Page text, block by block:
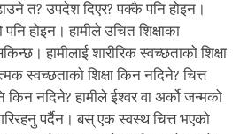
त? उपदेश दिएर? पक्कै पनि होइन।
पनि होइन। हामीले उचित शिक्षाका
हामीलाई शारीरिक स्वच्छताको शिक्षा
स्वच्छताको शिक्षा किन नदिने? चित्त
किन नदिने? हामीले ईश्वर वा अर्को जन्मको
पर्दैन। बस् एक स्वस्थ चित्त भएको